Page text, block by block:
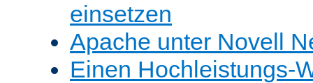
einsetzen
Apache unter Novell
Einen Hochleistungs-